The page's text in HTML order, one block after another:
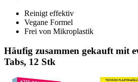
Reinigt effektiv
Vegane Formel
Frei von Mikroplastik
Häufig zusammen gekauft mit
Tabs, 12 Stk